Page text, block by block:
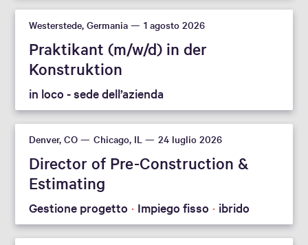
Resetta filtri
Westerstede, Germania 1 agosto 2026
Praktikant (m/w/d) in der
Konstruktion
in loco - sede dell’azienda
Denver, CO Chicago, IL 24 luglio 2026
Director of Pre-Construction &
Estimating
Gestione progetto Impiego fisso ibrido